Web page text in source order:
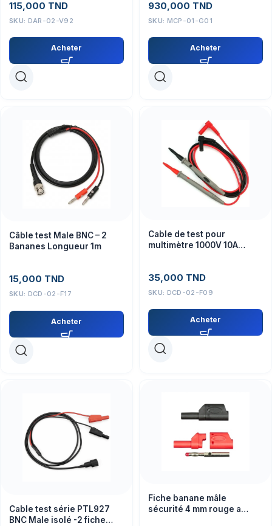
115,000 TND
SKU: DAR-02-V92
Acheter
930,000 TND
SKU: MCP-01-G01
Acheter
Câble test Male BNC – 2
Bananes Longueur 1m
15,000 TND
SKU: DCD-02-F17
Acheter
Cable de test pour
multimètre 1000V 10A
35,000 TND
SKU: DCD-02-F09
Acheter
Cable test série PTL927
BNC Male isolé -2 fiche
Fiche banane mâle
sécurité 4 mm rouge a